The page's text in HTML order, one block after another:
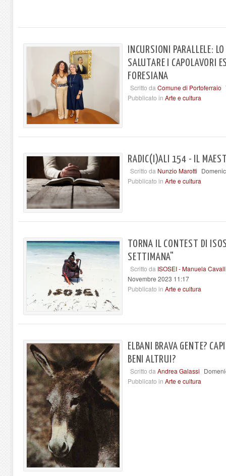
INCURSIONI PARALLELE:
SALUTARE I CAPOLAVORI
FORESIANA
Scritto da Comune di Portoferraio
Pubblicato in Arte e cultura
RADIC(I)ALI 154 - IL
Scritto da Nunzio Marotti
Pubblicato in Arte e cultura
TORNA IL CONTEST DI
SETTIMANA"
Scritto da ISOSEI - Manuela
Novembre 2023 11:17
Pubblicato in Arte e cultura
ELBANI BRAVA GENTE?
BENI ALTRUI?
Scritto da Andrea Galassi
Pubblicato in Arte e cultura